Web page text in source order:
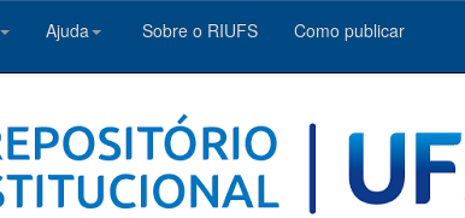
Ajuda Sobre o RIUFS Como publicar